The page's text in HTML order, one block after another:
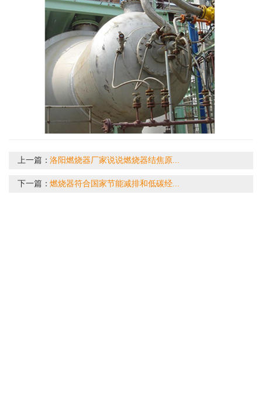
上一篇：洛阳燃烧器厂家说说燃烧器结焦原...
下一篇：燃烧器符合国家节能减排和低碳经...